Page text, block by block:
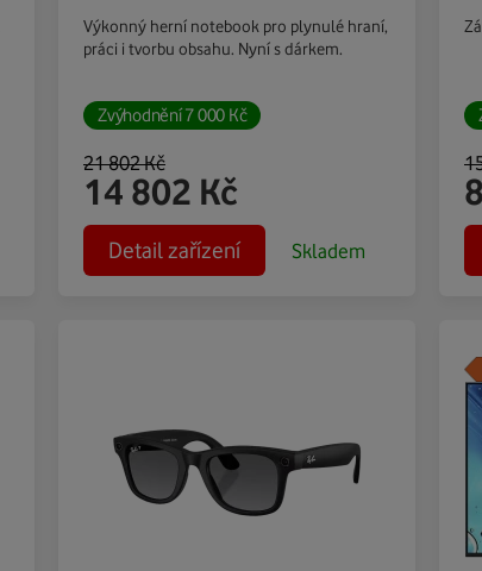
Výkonný herní notebook pro plynulé hraní,
práci i tvorbu obsahu. Nyní s dárkem.
Zvýhodnění7 000 Kč
21 802Kč
14 802 Kč
Detail zařízení Skladem